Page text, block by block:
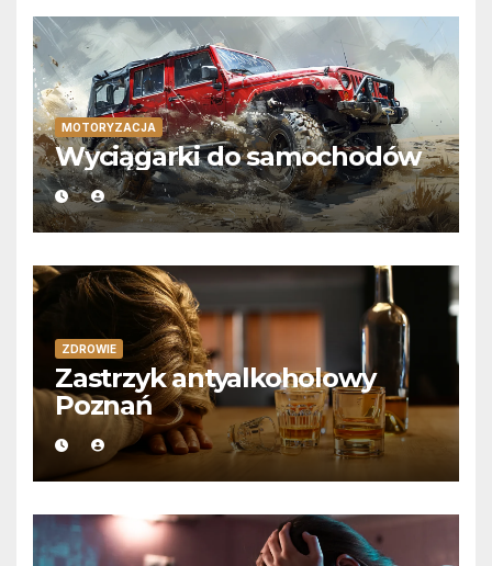
MOTORYZACJA
Wyciągarki do samochodów
ZDROWIE
Zastrzyk antyalkoholowy
Poznań